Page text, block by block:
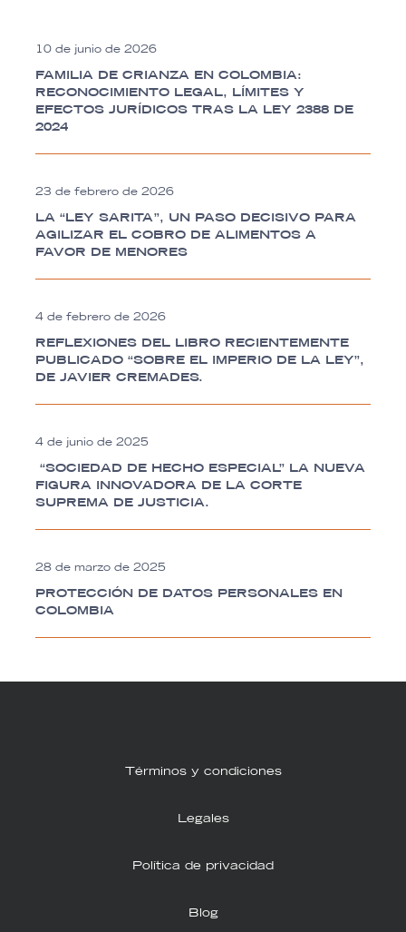
FAMILIA DE CRIANZA EN COLOMBIA:
RECONOCIMIENTO LEGAL, LÍMITES Y
EFECTOS JURÍDICOS TRAS LA LEY 2388 DE
2024
10 de junio de 2026
LA “LEY SARITA”, UN PASO DECISIVO PARA
AGILIZAR EL COBRO DE ALIMENTOS A
FAVOR DE MENORES
23 de febrero de 2026
REFLEXIONES DEL LIBRO RECIENTEMENTE
PUBLICADO “SOBRE EL IMPERIO DE LA LEY”,
DE JAVIER CREMADES.
4 de febrero de 2026
“SOCIEDAD DE HECHO ESPECIAL” LA NUEVA
FIGURA INNOVADORA DE LA CORTE
SUPREMA DE JUSTICIA.
4 de junio de 2025
PROTECCIÓN DE DATOS PERSONALES EN
COLOMBIA
28 de marzo de 2025
Términos y condiciones
Legales
Política de privacidad
Blog